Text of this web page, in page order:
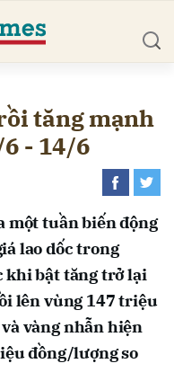
tăng mạnh
- 14/6
một tuần biến động
lao dốc trong
bật tăng trở lại
lên vùng 147 triệu
vàng nhẫn hiện
đồng/lượng so
Hủy